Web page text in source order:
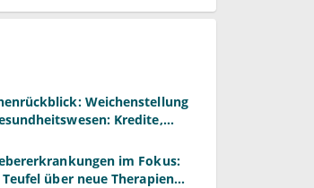
Weichenstellung
Kredite,
im Fokus:
über neue Therapien